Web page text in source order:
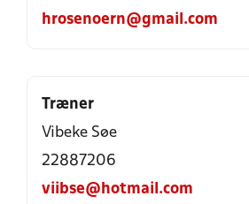
hrosenoern@gmail.com
Træner
Vibeke Søe
22887206
viibse@hotmail.com